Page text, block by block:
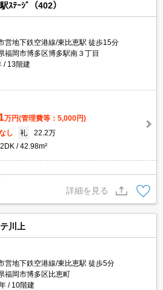
ｽﾃｰｼﾞ（402）
営地下鉄空港線/東比恵駅 徒歩15分
福岡市博多区博多駅南３丁目
13階建
万円(管理費等：5,000円)
し 礼
22.2万
2DK 42.98m²
詳細を見る
川上
営地下鉄空港線/東比恵駅 徒歩5分
福岡市博多区比恵町
10階建